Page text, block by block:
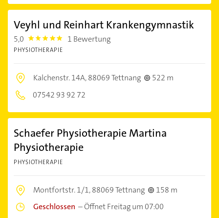
Veyhl und Reinhart Krankengymnastik
5,0 5.0 1 Bewertung
PHYSIOTHERAPIE
Kalchenstr. 14A,88069 Tettnang
522 m
07542 93 92 72
Schaefer Physiotherapie Martina
Physiotherapie
PHYSIOTHERAPIE
Montfortstr. 1/1,88069 Tettnang
158 m
Geschlossen –Öffnet Freitag um 07:00